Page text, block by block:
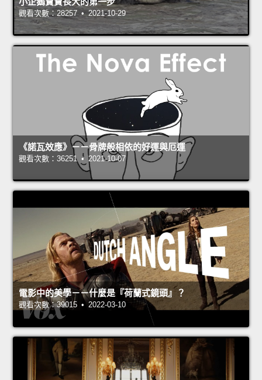
觀看次數：28257 • 2021-10-29
《諾瓦效應》－－骨牌般相依的好運與厄運
觀看次數：36251 • 2021-10-07
電影中的美學－－什麼是『荷蘭式鏡頭』？
觀看次數：39015 • 2022-03-10